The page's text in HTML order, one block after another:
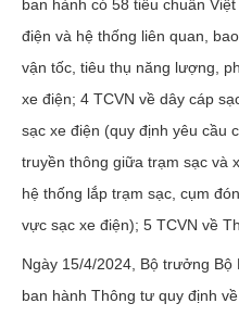
ban hành có 58 tiêu chuẩn
điện và hệ thống liên quan,
vận tốc, tiêu thụ năng lượng,
xe điện; 4 TCVN về dây cáp
sạc xe điện (quy định yêu cầu
truyền thông giữa trạm sạc và
hệ thống lắp trạm sạc, cụm
vực sạc xe điện); 5 TCVN về
Ngày 15/4/2024, Bộ trưởng
ban hành Thông tư quy định